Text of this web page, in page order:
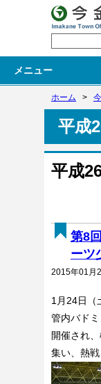
メニュー
ホーム >
平成
平成
第8
ーツ
2015年01月
1月24日（
管内バド
開催され
集い、熱戦